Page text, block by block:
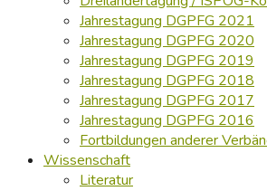
Jahrestagung DGPFG 2021
Jahrestagung DGPFG 2020
Jahrestagung DGPFG 2019
Jahrestagung DGPFG 2018
Jahrestagung DGPFG 2017
Jahrestagung DGPFG 2016
Fortbildungen anderer
Wissenschaft
Literatur